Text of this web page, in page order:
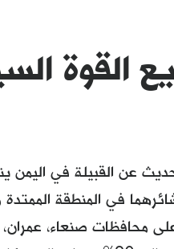
القوة
عن القبيلة في
في المنطقة
على محافظات صنعاء،